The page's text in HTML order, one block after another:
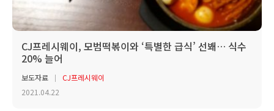
CJ프레시웨이, 모범떡볶이와 ‘특별한 급식’ 선봬… 식수
20% 늘어
보도자료
CJ프레시웨이
2021.04.22